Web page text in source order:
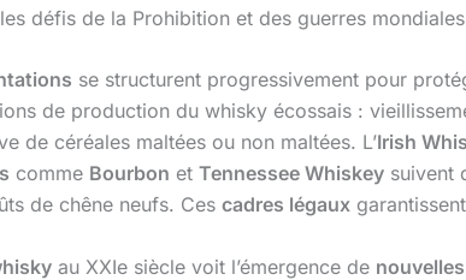
défis de la Prohibition et des guerres
se structurent progressivement pour
de production du whisky écossais :
de céréales maltées ou non maltées. L’Irish
comme Bourbon et Tennessee Whiskey suivent
de chêne neufs. Ces cadres légaux
au XXIe siècle voit l’émergence de